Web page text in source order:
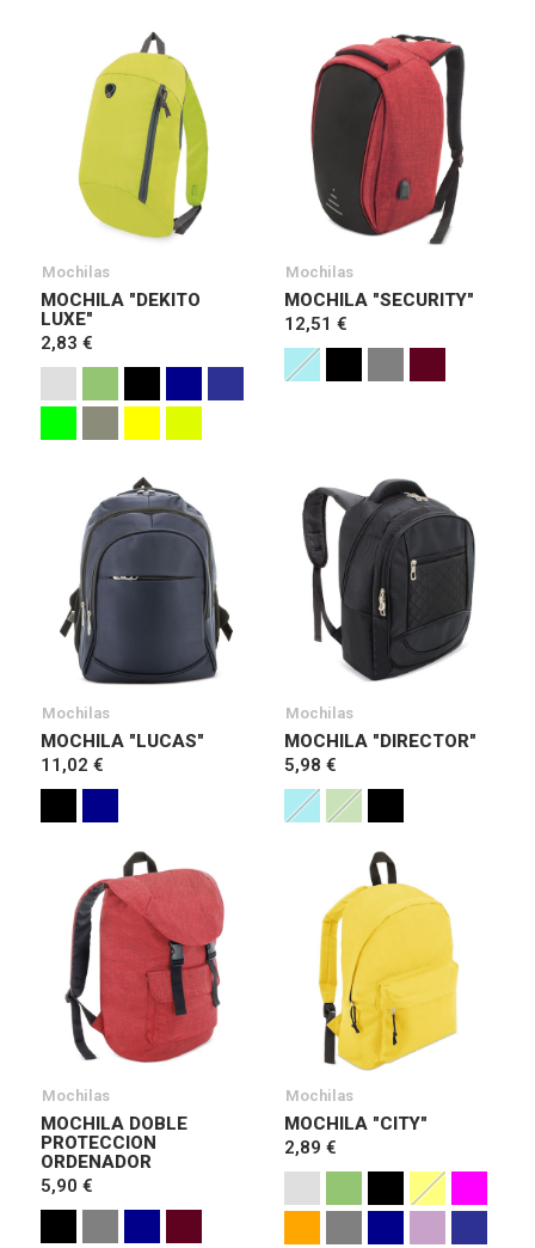
Mochilas
MOCHILA "DEKITO
LUXE"
2,83 €
Mochilas
MOCHILA "SECURITY"
12,51 €
Mochilas
MOCHILA "LUCAS"
11,02 €
Mochilas
MOCHILA "DIRECTOR"
5,98 €
Mochilas
MOCHILA DOBLE
PROTECCION
ORDENADOR
5,90 €
Mochilas
MOCHILA "CITY"
2,89 €